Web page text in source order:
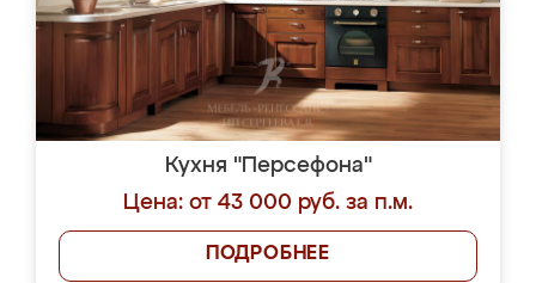
Кухня "Персефона"
Цена: от 43 000 руб. за п.м.
ПОДРОБНЕЕ